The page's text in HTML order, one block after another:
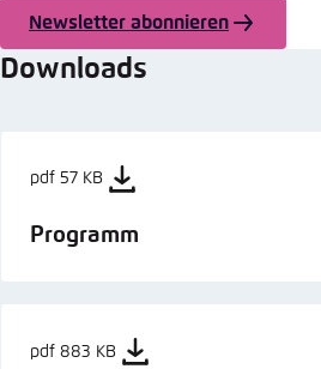
Newsletter abonnieren
Downloads
pdf 57 KB
Programm
pdf 883 KB